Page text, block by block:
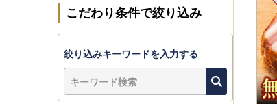
こだわり条件で絞り込み
絞り込みキーワードを入力する